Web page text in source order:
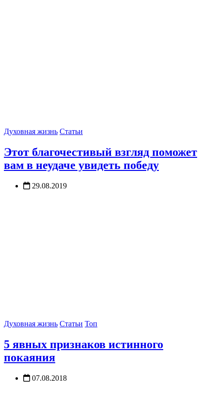
Духовная жизнь Статьи
Этот благочестивый взгляд поможет
вам в неудаче увидеть победу
29.08.2019
Духовная жизнь Статьи Топ
5 явных признаков истинного
покаяния
07.08.2018